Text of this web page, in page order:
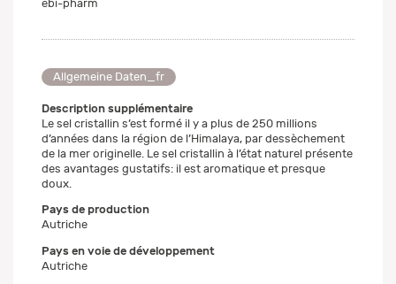
ebi-pharm
Allgemeine Daten_fr
Description supplémentaire
Le sel cristallin s’est formé il y a plus de 250 millions
d’années dans la région de l’Himalaya, par dessèchement
de la mer originelle. Le sel cristallin à l’état naturel présente
des avantages gustatifs: il est aromatique et presque
doux.
Pays de production
Autriche
Pays en voie de développement
Autriche